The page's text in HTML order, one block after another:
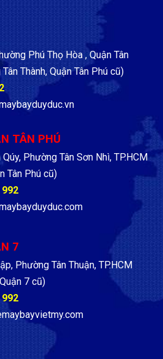
Phú Thọ Hòa , Quận Tân
Thành, Quận Tân Phú cũ)
TÂN PHÚ
Phường Tân Sơn Nhì, TP.HCM
Tân Phú cũ)
992
7
Phường Tân Thuận, TP.HCM
7 cũ)
992